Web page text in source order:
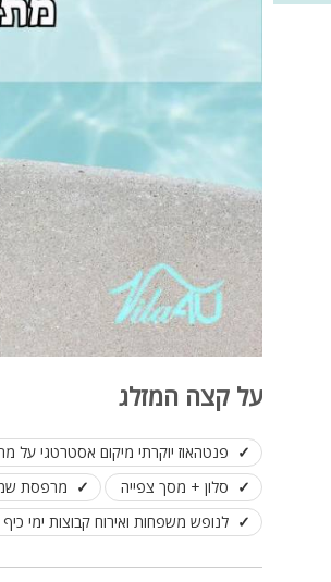
על קצה המזלג
פנטהאוז יוקרתי מיקום אסטרטגי על
סלון + מסך צפייה
מרפסת
לנופש משפחות ואירוח קבוצות ימי כיף